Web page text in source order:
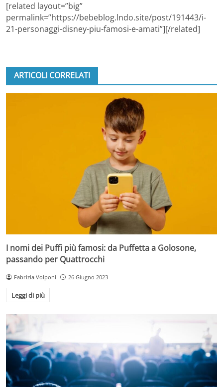
[related layout=”big”
permalink=”https://bebeblog.lndo.site/post/191443/i-
21-personaggi-disney-piu-famosi-e-amati”][/related]
ARTICOLI CORRELATI
I nomi dei Puffi più famosi: da Puffetta a Golosone,
passando per Quattrocchi
Fabrizia Volponi 26 Giugno 2023
Leggi di più